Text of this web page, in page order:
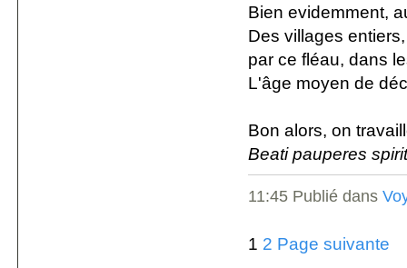
Bien evidemment,
Des villages
par ce fléau, dans
L'âge moyen de
Bon alors, on
Beati pauperes
11:45 Publié dans
1 2 Page suivante